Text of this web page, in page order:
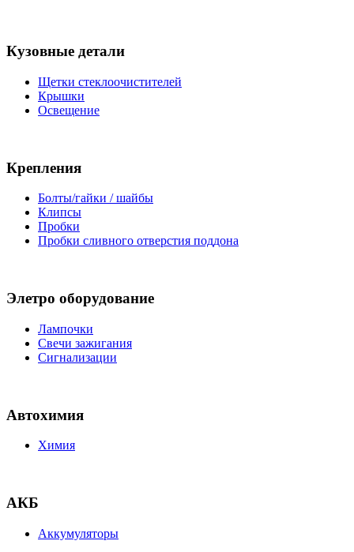
Кузовные детали
Щетки стеклоочистителей
Крышки
Освещение
Крепления
Болты/гайки / шайбы
Клипсы
Пробки
Пробки сливного отверстия поддона
Элетро оборудование
Лампочки
Свечи зажигания
Сигнализации
Автохимия
Химия
АКБ
Аккумуляторы